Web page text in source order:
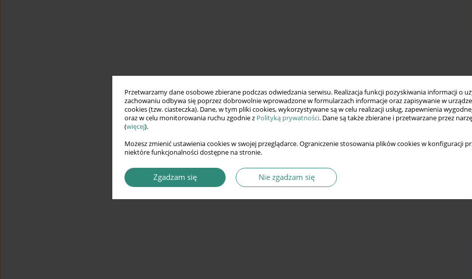
Przetwarzamy dane osobowe zbierane podczas odwiedzania serwisu. Realizacja funkcji pozyskiwania informacji o
zachowaniu odbywa się poprzez dobrowolnie wprowadzone w formularzach informacje oraz zapisywanie w
cookies (tzw. ciasteczka). Dane, w tym pliki cookies, wykorzystywane są w celu realizacji usług, zapewnienia
oraz w celu monitorowania ruchu zgodnie z Polityką prywatności. Dane są także zbierane i przetwarzane przez
(więcej).
Możesz zmienić ustawienia cookies w swojej przeglądarce. Ograniczenie stosowania plików cookies w konfiguracji
niektóre funkcjonalności dostępne na stronie.
Zgadzam się Nie zgadzam się